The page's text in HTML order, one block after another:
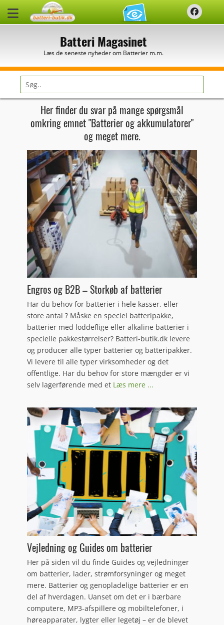
Batteri Magasinet
Læs de seneste nyheder om Batterier m.m.
Søg
efter:
Her finder du svar på mange spørgsmål
omkring emnet "Batterier og akkumulatorer"
og meget mere.
Engros og B2B – Storkøb af batterier
Har du behov for batterier i hele kasser, eller
store antal ? Måske en speciel batteripakke,
batterier med loddeflige eller alkaline batterier i
specielle pakkestørrelser? Batteri-butik.dk levere
og producer alle typer batterier og batteripakker.
Vi levere til alle typer virksomheder og det
offentlige. Har du behov for store mængder er vi
selv lagerførende med et Læs mere ...
Vejledning og Guides om batterier
Her på siden vil du finde Guides og vejledninger
om batterier, lader, strømforsyninger og meget
mere. Batterier og genopladelige batterier er en
del af hverdagen. Uanset om det er i bærbare
computere, MP3-afspillere og mobiltelefoner, i
høreapparater, lygter eller legetøj – er de blevet